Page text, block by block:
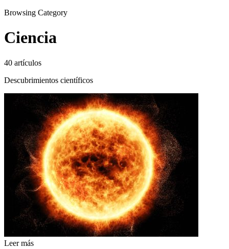
Browsing Category
Ciencia
40 artículos
Descubrimientos científicos
Leer más